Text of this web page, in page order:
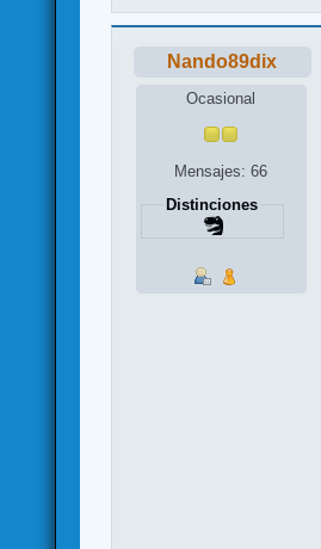
Nando89dix
Ocasional
Mensajes: 66
Distinciones